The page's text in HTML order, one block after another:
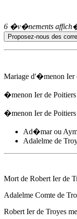
6 �v�nements
Mariage d'�menon Ier
�menon Ier de Poitiers
�menon Ier de
Ad�mar ou
Adalelme de
Mort de Robert Ier de
Adalelme Comte de
Robert Ier de Troyes